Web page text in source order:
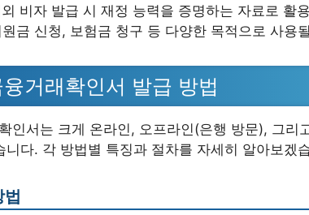
비자 발급 시 재정 능력을 증명하는 자료로 활
금 신청, 보험금 청구 등 다양한 목적으로 사용
거래확인서 발급 방법
인서는 크게 온라인, 오프라인(은행 방문), 그리
니다. 각 방법별 특징과 절차를 자세히 알아보겠
법